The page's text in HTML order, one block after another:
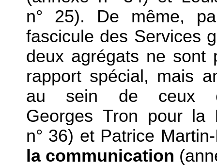
n° 25). De même,
fascicule des Services
deux agrégats ne sont
rapport spécial, mais
au sein de ceux
Georges Tron pour la
n° 36) et Patrice
la communication